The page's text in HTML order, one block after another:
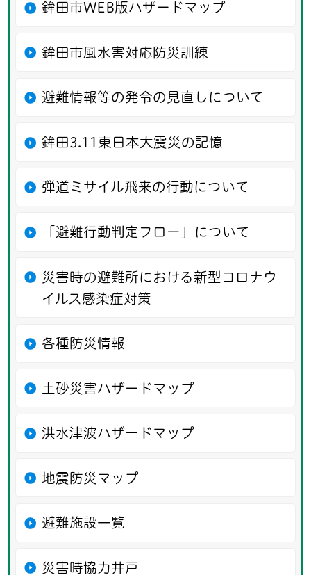
鉾田市WEB版ハザードマップ
鉾田市風水害対応防災訓練
避難情報等の発令の見直しについて
鉾田3.11東日本大震災の記憶
弾道ミサイル飛来の行動について
「避難行動判定フロー」について
災害時の避難所における新型コロナウ
イルス感染症対策
各種防災情報
土砂災害ハザードマップ
洪水津波ハザードマップ
地震防災マップ
避難施設一覧
災害時協力井戸